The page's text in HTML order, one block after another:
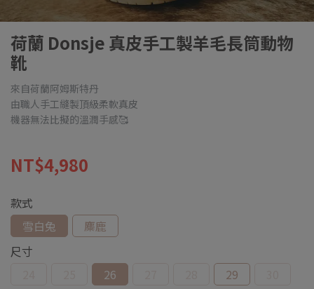
荷蘭 Donsje 真皮手工製羊毛長筒動物
靴
來自荷蘭阿姆斯特丹
由職人手工縫製頂級柔軟真皮
機器無法比擬的溫潤手感🥰
NT$4,980
款式
雪白兔
麋鹿
尺寸
26 29